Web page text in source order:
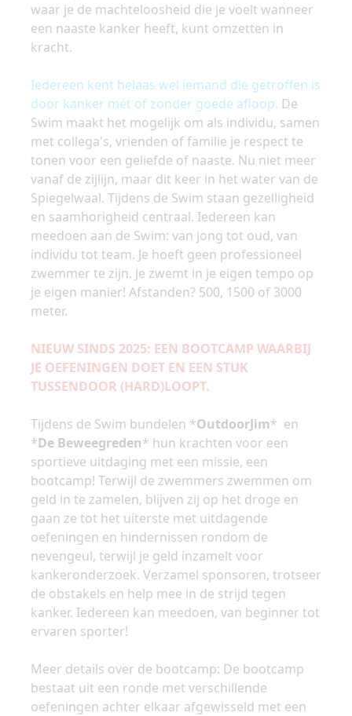
waar je de machteloosheid die je voelt wanneer
een naaste kanker heeft, kunt omzetten in
kracht.
Iedereen kent helaas wel iemand die getroffen is
door kanker mét of zonder goede afloop. De
Swim maakt het mogelijk om als individu, samen
met collega's, vrienden of familie je respect te
tonen voor een geliefde of naaste. Nu niet meer
vanaf de zijlijn, maar dit keer in het water van de
Spiegelwaal. Tijdens de Swim staan gezelligheid
en saamhorigheid centraal. Iedereen kan
meedoen aan de Swim: van jong tot oud, van
individu tot team. Je hoeft geen professioneel
zwemmer te zijn. Je zwemt in je eigen tempo op
je eigen manier! Afstanden? 500, 1500 of 3000
meter.
NIEUW SINDS 2025: EEN BOOTCAMP WAARBIJ
JE OEFENINGEN DOET EN EEN STUK
TUSSENDOOR (HARD)LOOPT.
Tijdens de Swim bundelen *OutdoorJim* en
*De Beweegreden* hun krachten voor een
sportieve uitdaging met een missie, een
bootcamp! Terwijl de zwemmers zwemmen om
geld in te zamelen, blijven zij op het droge en
gaan ze tot het uiterste met uitdagende
oefeningen en hindernissen rondom de
nevengeul, terwijl je geld inzamelt voor
kankeronderzoek. Verzamel sponsoren, trotseer
de obstakels en help mee in de strijd tegen
kanker. Iedereen kan meedoen, van beginner tot
ervaren sporter!
Meer details over de bootcamp: De bootcamp
bestaat uit een ronde met verschillende
oefeningen achter elkaar afgewisseld met een